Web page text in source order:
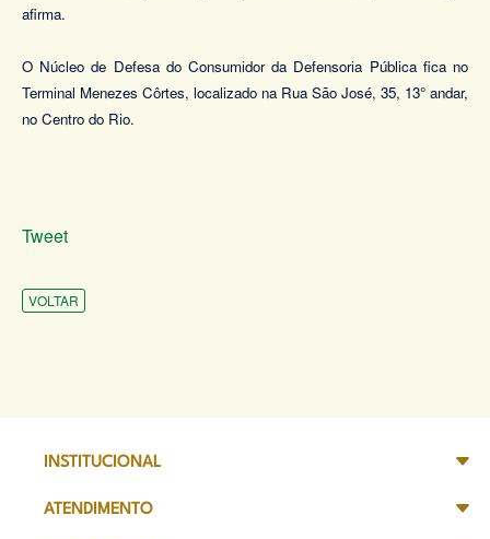
afirma.
O Núcleo de Defesa do Consumidor da Defensoria Pública fica no
Terminal Menezes Côrtes, localizado na Rua São José, 35, 13° andar,
no Centro do Rio.
Tweet
VOLTAR
INSTITUCIONAL
ATENDIMENTO